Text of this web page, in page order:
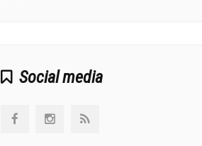
Social media